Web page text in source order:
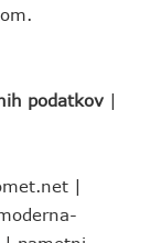
podatkov |
|